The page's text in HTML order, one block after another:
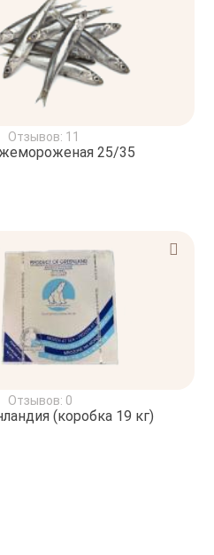
Отзывов: 11
25/35
Отзывов: 0
(коробка 19 кг)